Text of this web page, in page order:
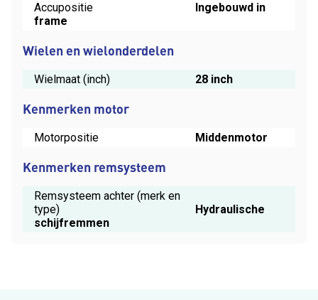
Accupositie
Ingebouwd in
frame
Wielen en wielonderdelen
Wielmaat (inch) 28 inch
Kenmerken motor
Motorpositie Middenmotor
Kenmerken remsysteem
Remsysteem achter (merk en
type)
Hydraulische
schijfremmen